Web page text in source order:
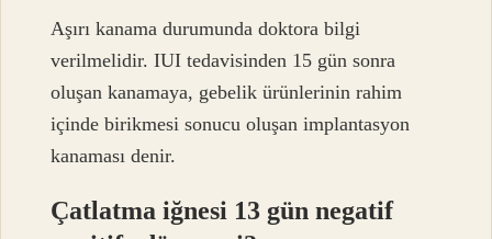
Aşırı kanama durumunda doktora bilgi
verilmelidir. IUI tedavisinden 15 gün sonra
oluşan kanamaya, gebelik ürünlerinin rahim
içinde birikmesi sonucu oluşan implantasyon
kanaması denir.
Çatlatma iğnesi 13 gün negatif